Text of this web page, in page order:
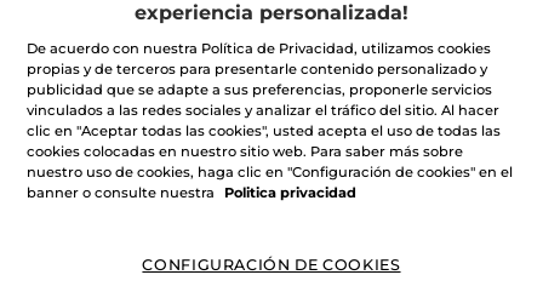
-30% en tu 2º limpiador:
AÑADIR A MI
CESTA
5,99€
-30% en tu 2º limpiador:
AÑADIR A MI
CESTA
experiencia personalizada!
De acuerdo con nuestra Política de Privacidad, utilizamos cookies
propias y de terceros para presentarle contenido personalizado y
publicidad que se adapte a sus preferencias, proponerle servicios
vinculados a las redes sociales y analizar el tráfico del sitio. Al hacer
clic en "Aceptar todas las cookies", usted acepta el uso de todas las
cookies colocadas en nuestro sitio web. Para saber más sobre
nuestro uso de cookies, haga clic en "Configuración de cookies" en el
banner o consulte nuestra
Politica privacidad
CONFIGURACIÓN DE COOKIES